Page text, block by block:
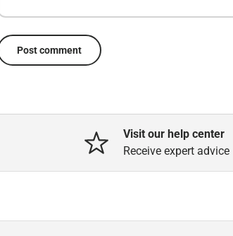
Post comment
Visit our help center
Receive expert advice